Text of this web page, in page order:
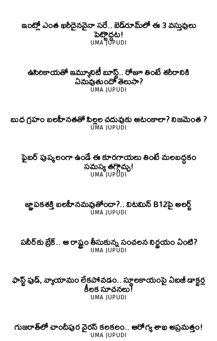
ఇంట్లో ఎంత ఖరీదైనవైనా సరే.. బెడ్‌రూమ్‌లో ఈ 3 వస్తువులు
పెట్టొద్దట!
UMA JUPUDI
ఉసిరికాయతో ఇమ్యూనిటీ బూస్ట్‌.. రోజూ తింటే శరీరానికి
ఏమవుతుందో తెలుసా?
UMA JUPUDI
బుధ గ్రహం బలహీనతతో పిల్లల చదువుకు ఆటంకాలా? నిజమెంత ?
UMA JUPUDI
ఫైబర్‌ పుష్కలంగా ఉండే ఈ కూరగాయలు తింటే మలబద్ధకం
సమస్య తగ్గొచ్చు!
UMA JUPUDI
జ్ఞాపకశక్తి బలహీనమవుతోందా?.. విటమిన్ B12పై అలర్ట్
UMA JUPUDI
పనీర్‌కు బ్రేక్.. ఆ రాష్ట్రం తీసుకున్న సంచలన నిర్ణయం ఏంటి?
UMA JUPUDI
ఫాస్ట్ ఫుడ్, వ్యాయామం లేకపోవడం.. స్థూలకాయంపై ఏఐజీ డాక్టర్ల
కీలక సూచనలు!
UMA JUPUDI
గుజరాత్‌లో చాందీపుర వైరస్ కలకలం.. ఆరోగ్య శాఖ అప్రమత్తం!
UMA JUPUDI